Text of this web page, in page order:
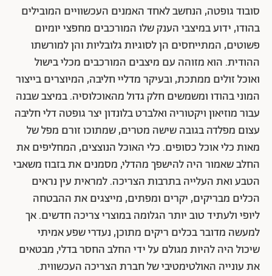
רגישות ללקטוז (סגנון קומיקס) | באדיבות האמן וגלריה דביר
Subodh Gupta
When Soak Becomes a Spill", 2008", פלדת אל חלד,
3X6 מטרים
סובוד גופטה, הנחשב לאחד האמנים העכשוויים המובילים
בהודו, ידוע במיצבי הענק שלו המורכבים מחפצי יומיום
פשוטים, המתייחסים הן לסוגיות גלובליות והן למורשתו
ההודית. הוא מזוהה עם מיצבים המורכבים מכלי בישול
ואוכל זולים ממתכת, ובעיקר מדליי חליבה, המיוצרים בייצור
המוני בהודו ומשמשים חלק גדול מהאוכלוסיה. במיצב שבנה